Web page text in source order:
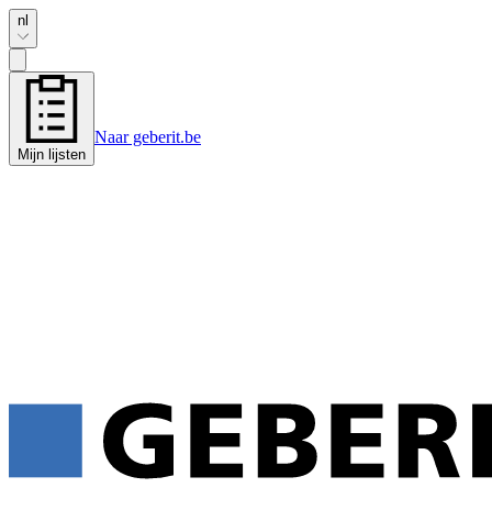
nl
Mijn lijsten
Naar geberit.be